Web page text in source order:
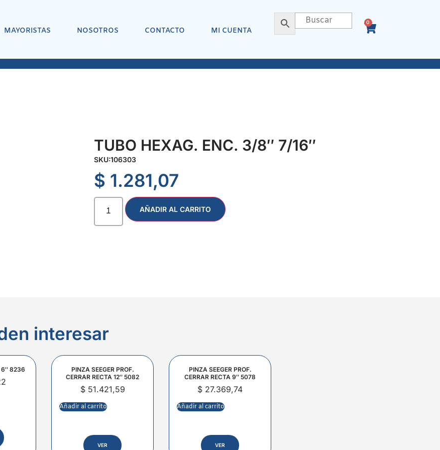
MAYORISTAS NOSOTROS CONTACTO MI CUENTA
0
TUBO HEXAG. ENC. 3/8″ 7/16″
SKU:106303
$ 1.281,07
AÑADIR AL CARRITO
interesar
6″ 8236
PINZA SEEGER PROF.
CERRAR RECTA 12″ 5082
$51.421,59
Añadir al carrito
VER
PINZA SEEGER PROF.
CERRAR RECTA 9″ 5078
$ 27.369,74
Añadir al carrito
VER